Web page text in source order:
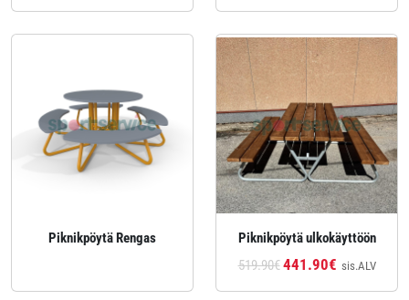
Piknikpöytä Rengas
Piknikpöytä ulkokäyttöön
519.90€441.90€ sis.ALV